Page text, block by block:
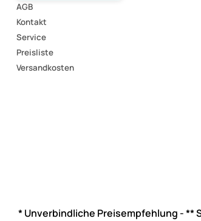
AGB
Kontakt
Service
Preisliste
Versandkosten
* Unverbindliche Preisempfehlung - **